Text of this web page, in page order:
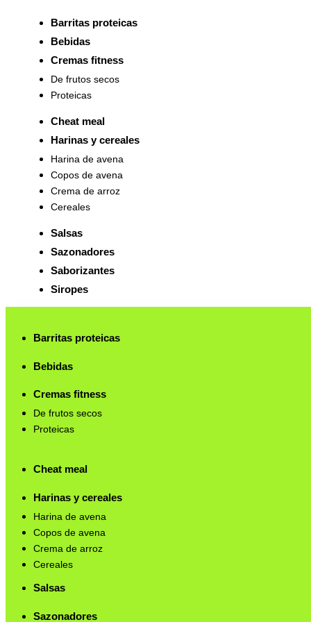
Barritas proteicas
Bebidas
Cremas fitness
De frutos secos
Proteicas
Cheat meal
Harinas y cereales
Harina de avena
Copos de avena
Crema de arroz
Cereales
Salsas
Sazonadores
Saborizantes
Siropes
Barritas proteicas
Bebidas
Cremas fitness
De frutos secos
Proteicas
Cheat meal
Harinas y cereales
Harina de avena
Copos de avena
Crema de arroz
Cereales
Salsas
Sazonadores